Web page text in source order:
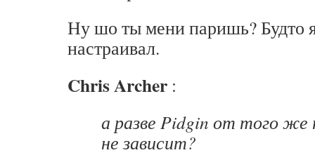
Ну шо ты мени паришь? Будто
настраивал.
Chris Archer :
а разве Pidgin от того
не зависит?